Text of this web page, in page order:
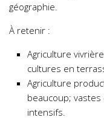
géographie.
À retenir :
Agriculture
cultures en
Agriculture
beaucoup; vastes
intensifs.